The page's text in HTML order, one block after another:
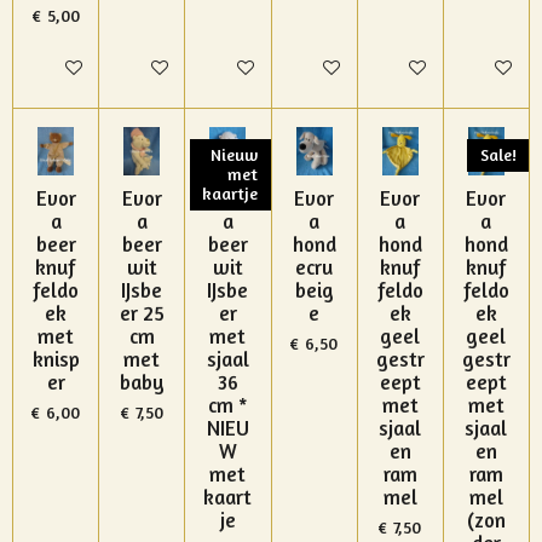
€ 5,00
In winkelwagenIn winkelwagenIn winkelwagenIn winkelwagenIn winkelwagen
In
Evor
a
beer
knuf
feldo
ek
met
knisp
er
€ 6,00
Evor
a
beer
wit
IJsbe
er 25
cm
met
baby
€ 7,50
Nieuw
met
kaartje
Evor
a
beer
wit
IJsbe
er
met
sjaal
36
cm *
NIEU
W
met
kaart
je
Evor
a
hond
ecru
beig
e
€ 6,50
Evor
a
hond
knuf
feldo
ek
geel
gestr
eept
met
sjaal
en
ram
mel
€ 7,50
Sale!
Evor
a
hond
knuf
feldo
ek
geel
gestr
eept
met
sjaal
en
ram
mel
(zon